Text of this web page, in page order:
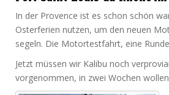
In der Provence ist es schon schön
Osterferien nutzen, um den neuen
segeln. Die Motortestfahrt, eine
Jetzt müssen wir Kalibu noch
vorgenommen, in zwei Wochen